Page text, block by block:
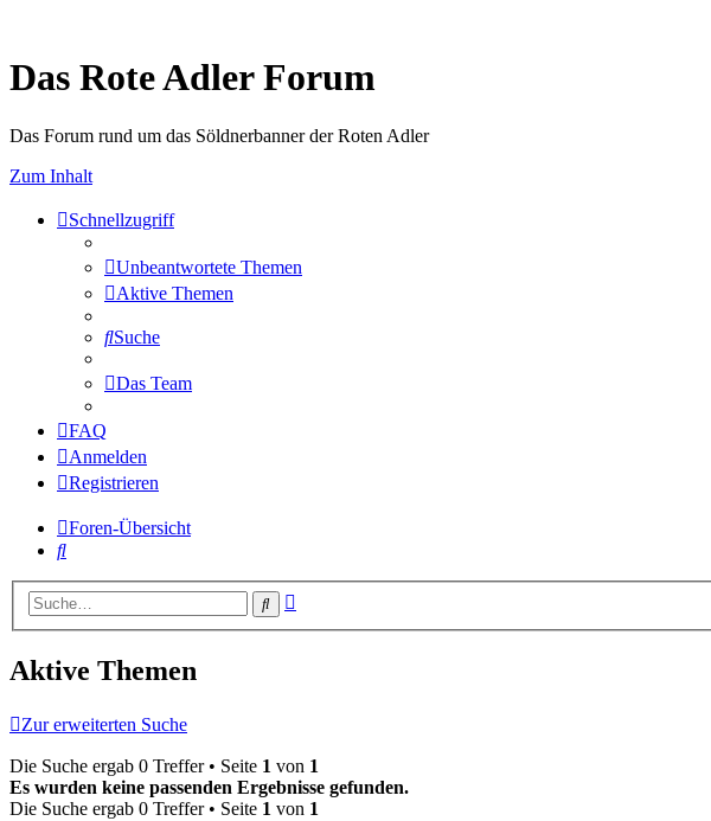
Das Rote Adler Forum
Das Forum rund um das Söldnerbanner der Roten Adler
Zum Inhalt
Schnellzugriff
Unbeantwortete Themen
Aktive Themen
Suche
Das Team
FAQ
Anmelden
Registrieren
Foren-Übersicht
Suche
Suche
Aktive Themen
Zur erweiterten Suche
Die Suche ergab 0 Treffer • Seite 1 von 1
Es wurden keine passenden Ergebnisse gefunden.
Die Suche ergab 0 Treffer • Seite 1 von 1